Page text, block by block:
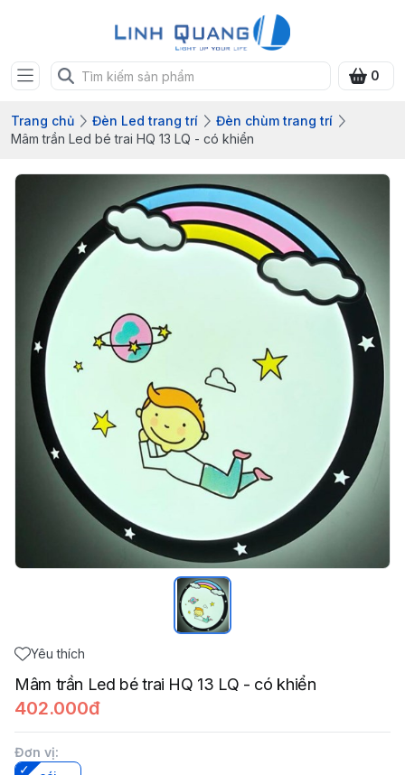
0
Trang chủ Đèn Led trang trí
Đèn chùm trang trí
Mâm trần Led bé trai HQ 13 LQ - có khiển
Yêu thích
Mâm trần Led bé trai HQ 13 LQ - có khiển
402.000đ
Đơn vị: